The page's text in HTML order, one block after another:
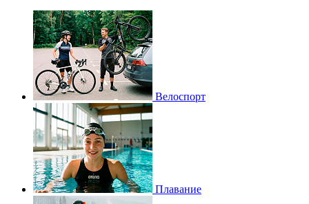
Велоспорт
Плавание